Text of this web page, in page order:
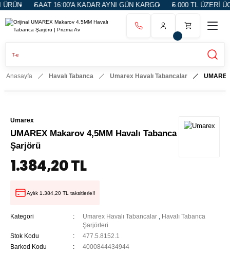
SAAT 16:00'A KADAR AYNI GÜN KARGO 5.000 TL ÜZERİ
Anasayfa Havalı Tabanca Umarex Havalı Tabancalar
Umarex
UMAREX Makarov 4,5MM Havalı Tabanca
Şarjörü
1.384,20 TL
Aylık 1.384,20 TL taksitlerle!!
Kategori Umarex Havalı Tabancalar , Havalı Tabanca
Şarjörleri
Stok Kodu
477.5.8152.1
Barkod Kodu
4000844434944